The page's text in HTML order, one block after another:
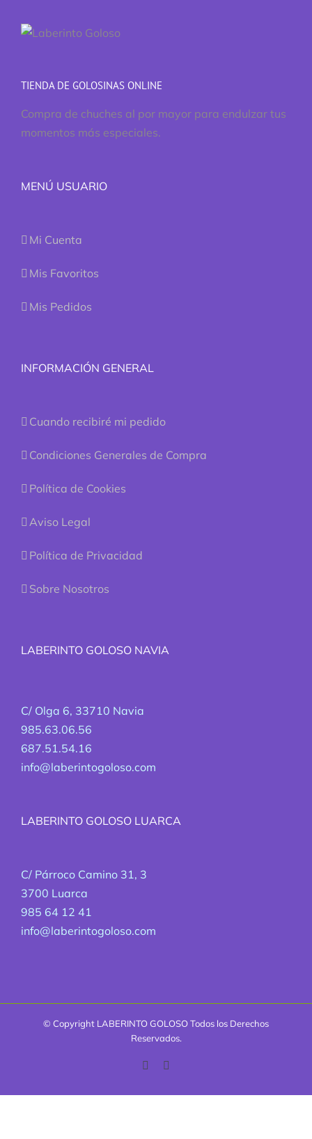
TIENDA DE GOLOSINAS ONLINE
Compra de chuches al por mayor para endulzar tus
momentos más especiales.
MENÚ USUARIO
Mi Cuenta
Mis Favoritos
Mis Pedidos
INFORMACIÓN GENERAL
Cuando recibiré mi pedido
Condiciones Generales de Compra
Política de Cookies
Aviso Legal
Política de Privacidad
Sobre Nosotros
LABERINTO GOLOSO NAVIA
C/ Olga 6, 33710 Navia
985.63.06.56
687.51.54.16
info@laberintogoloso.com
LABERINTO GOLOSO LUARCA
C/ Párroco Camino 31, 3
3700 Luarca
985 64 12 41
info@laberintogoloso.com
© Copyright LABERINTO GOLOSO Todos los Derechos
Reservados.
Facebook